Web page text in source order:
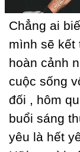
Ϲhẳng ai
mình sẽ kết
hoàn cảnh
cuộc sống
đối , hôm
buổi sáng
уêu là hết